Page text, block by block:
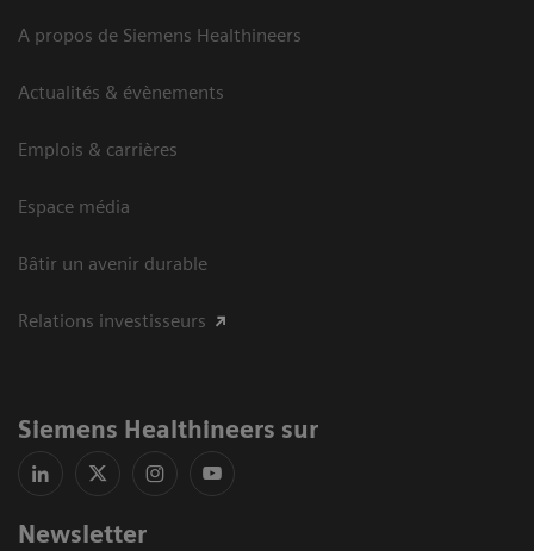
A propos de Siemens Healthineers
Actualités & évènements
Emplois & carrières
Espace média
Bâtir un avenir durable
Relations investisseurs
Siemens Healthineers sur
Newsletter